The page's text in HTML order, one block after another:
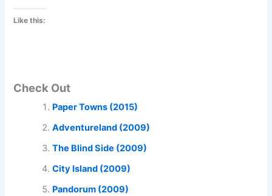
Like this:
Check Out
Paper Towns (2015)
Adventureland (2009)
The Blind Side (2009)
City Island (2009)
Pandorum (2009)